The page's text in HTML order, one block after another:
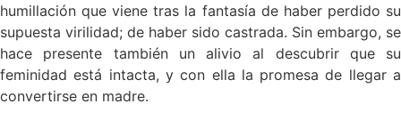
humillación que viene tras la fantasía de haber perdido su
supuesta virilidad; de haber sido castrada. Sin embargo, se
hace presente también un alivio al descubrir que su
feminidad está intacta, y con ella la promesa de llegar a
convertirse en madre.